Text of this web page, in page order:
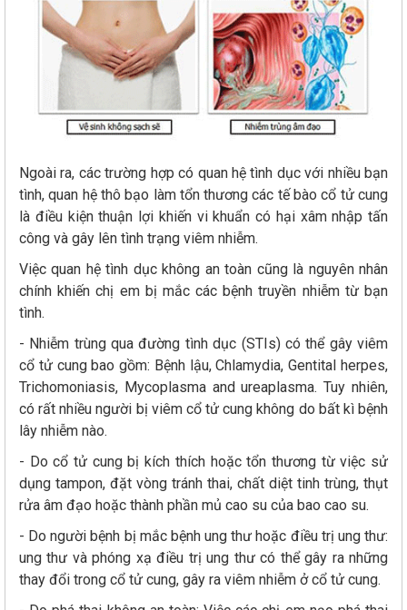
Ngoài ra, các trường hợp có quan hệ tình dục với nhiều bạn
tình, quan hệ thô bạo làm tổn thương các tế bào cổ tử cung
là điều kiện thuận lợi khiến vi khuẩn có hại xâm nhập tấn
công và gây lên tình trạng viêm nhiễm.
Việc quan hệ tình dục không an toàn cũng là nguyên nhân
chính khiến chị em bị mắc các bệnh truyền nhiễm từ bạn
tình.
- Nhiễm trùng qua đường tình dục (STIs) có thể gây viêm
cổ tử cung bao gồm: Bệnh lậu, Chlamydia, Gentital herpes,
Trichomoniasis, Mycoplasma and ureaplasma. Tuy nhiên,
có rất nhiều người bị viêm cổ tử cung không do bất kì bệnh
lây nhiễm nào.
- Do cổ tử cung bị kích thích hoặc tổn thương từ việc sử
dụng tampon, đặt vòng tránh thai, chất diệt tinh trùng, thụt
rửa âm đạo hoặc thành phần mủ cao su của bao cao su.
- Do người bệnh bị mắc bệnh ung thư hoặc điều trị ung thư:
ung thư và phóng xạ điều trị ung thư có thể gây ra những
thay đổi trong cổ tử cung, gây ra viêm nhiễm ở cổ tử cung.